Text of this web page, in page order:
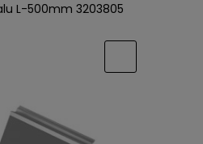
L-500mm 3203805